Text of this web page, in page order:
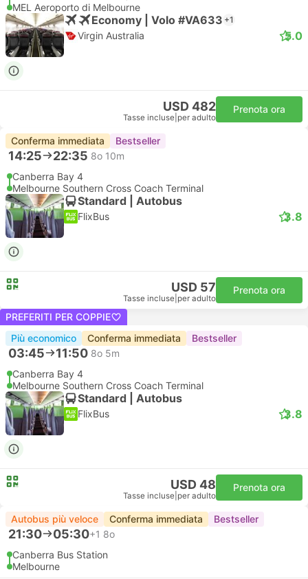
MEL Aeroporto di Melbourne
Economy | Volo #VA633 +1
Virgin Australia 5.0
USD 482
Tasse incluse per adulto
Prenota ora
Conferma immediata Bestseller
14:25 22:35 8o 10m
Canberra Bay 4
Melbourne Southern Cross Coach Terminal
Standard | Autobus
FlixBus 3.8
USD 57
Tasse incluse per adulto
Prenota ora
PREFERITI PER COPPIE
Più economico
Conferma immediata Bestseller
03:45 11:50 8o 5m
Canberra Bay 4
Melbourne Southern Cross Coach Terminal
Standard | Autobus
FlixBus 3.8
USD 48
Tasse incluse per adulto
Prenota ora
Autobus più veloce Conferma immediata Bestseller
21:30 05:30+1 8o
Canberra Bus Station
Melbourne